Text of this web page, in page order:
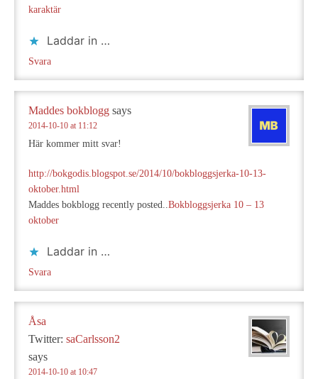
karaktär
Laddar in …
Svara
Maddes bokblogg says
2014-10-10 at 11:12
Här kommer mitt svar!
http://bokgodis.blogspot.se/2014/10/bokbloggsjerka-10-13-
oktober.html
Maddes bokblogg recently posted..Bokbloggsjerka 10 – 13
oktober
Laddar in …
Svara
Åsa
Twitter: saCarlsson2
says
2014-10-10 at 10:47